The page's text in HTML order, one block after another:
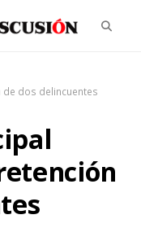
de dos delincuentes